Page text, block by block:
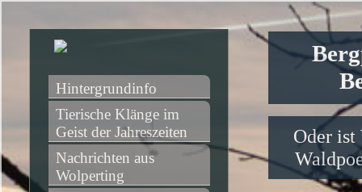
Oder ist
Hintergrundinfo
Tierische Klänge im
Geist der Jahreszeiten
Nachrichten aus
Wolperting